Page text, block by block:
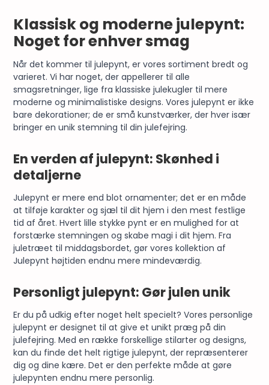
Klassisk og moderne julepynt:
Noget for enhver smag
Når det kommer til julepynt, er vores sortiment bredt og
varieret. Vi har noget, der appellerer til alle
smagsretninger, lige fra klassiskejulekugler til mere
moderne og minimalistiske designs. Vores julepynt er ikke
bare dekorationer; de er små kunstværker, der hver især
bringer en unik stemning til din julefejring.
En verden af julepynt: Skønhed i
detaljerne
Julepynt er mere end blot ornamenter; det er en måde
at tilføje karakter og sjæl til dit hjem i den mest festlige
tid af året. Hvert lille stykke pynt er en mulighed for at
forstærke stemningen og skabe magi i dit hjem. Fra
juletræet til middagsbordet, gør vores kollektion af
Julepynt højtiden endnu mere mindeværdig.
Personligt julepynt: Gør julen unik
Er du på udkig efter noget helt specielt? Vores personlige
julepynt er designet til at give et unikt præg på din
julefejring. Med en række forskellige stilarter og designs,
kan du finde det helt rigtige julepynt, der repræsenterer
dig og dine kære. Det er den perfekte måde at gøre
julepynten endnu mere personlig.